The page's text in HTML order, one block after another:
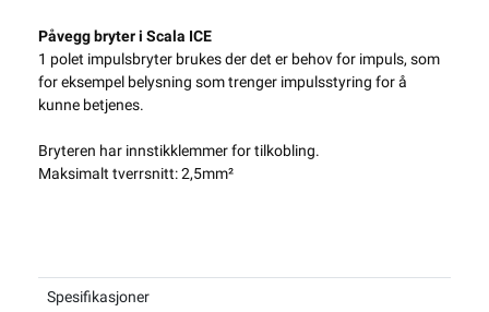
Påvegg bryter i Scala ICE
1 polet impulsbryter brukes der det er behov for impuls, som
for eksempel belysning som trenger impulsstyring for å
kunne betjenes.
Bryteren har innstikklemmer for tilkobling.
Maksimalt tverrsnitt: 2,5mm²
Spesifikasjoner